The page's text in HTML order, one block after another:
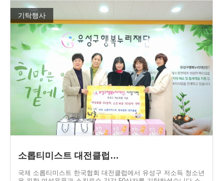
기탁행사
소롭티미스트 대전클럽…
국제 소롭티미스트 한국협회 대전클럽에서 유성구 저소득 청소년